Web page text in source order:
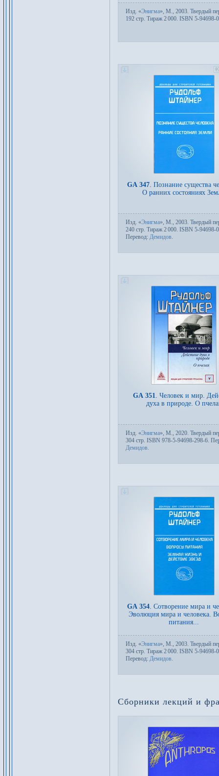
Изд. «Энигма», М., 2003. Твер­дый
192 стр. Тираж 2000. ISBN 5-94698-
GA 347. Познание существа
О ранних состояниях
Изд. «Энигма», М., 2003. Твер­дый
240 стр. Тираж 2000. ISBN 5-94698-
Пере­вод: Демидов.
GA 351. Человек и мир.
духа в природе. О
Изд. «Энигма», М., 2020. Твер­дый
304 стр. ISBN 978-5-94698-298-6.
Демидов.
GA 354. Сотворение мира и
Эволюция мира и человека.
питания...
Изд. «Энигма», М., 2003. Твер­дый
304 стр. Тираж 2000. ISBN 5-94698-
Пере­вод: Демидов.
Сборники лекций и